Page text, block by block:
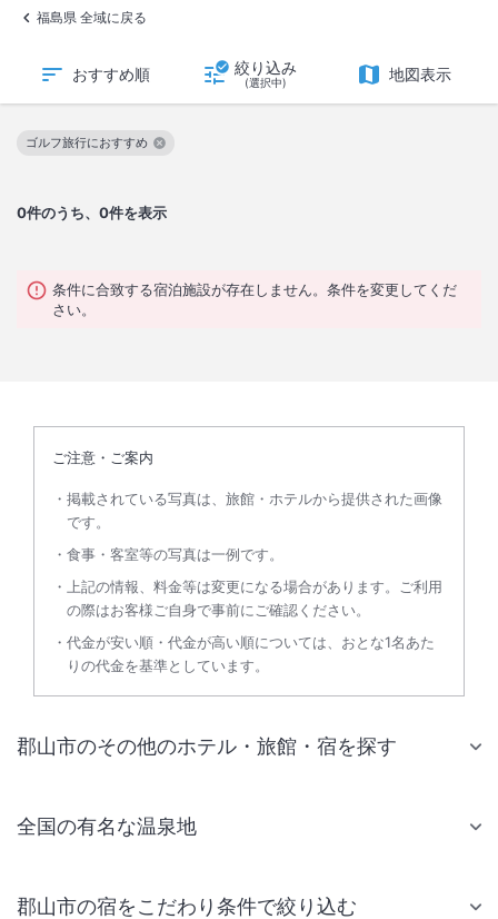
福島県 全域に戻る
おすすめ順 絞り込み
(選択中) 地図表示
0件のうち、0件を表示
ゴルフ旅行におすすめ
この絞り込み条件を解除
条件に合致する宿泊施設が存在しません。条件を変更してくだ
さい。
ご注意・ご案内
掲載されている写真は、旅館・ホテルから提供された画像
です。
食事・客室等の写真は一例です。
上記の情報、料金等は変更になる場合があります。ご利用
の際はお客様ご自身で事前にご確認ください。
代金が安い順・代金が高い順については、おとな1名あた
りの代金を基準としています。
郡山市のその他のホテル・旅館・宿を探す
全国の有名な温泉地
郡山市の宿をこだわり条件で絞り込む